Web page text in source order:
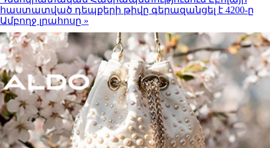
հաստատված դեպքերի թիվը գերազանցել է 4200-ը
Ամբողջ լրահոսը »